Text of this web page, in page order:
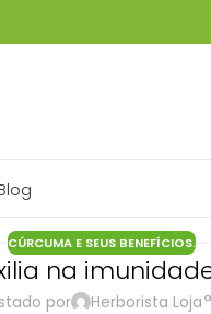
CÚRCUMA E SEUS BENEFÍCIOS.
na
por
Herborista Loja